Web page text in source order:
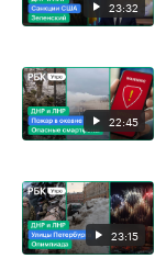
23:32
22:45
23:15